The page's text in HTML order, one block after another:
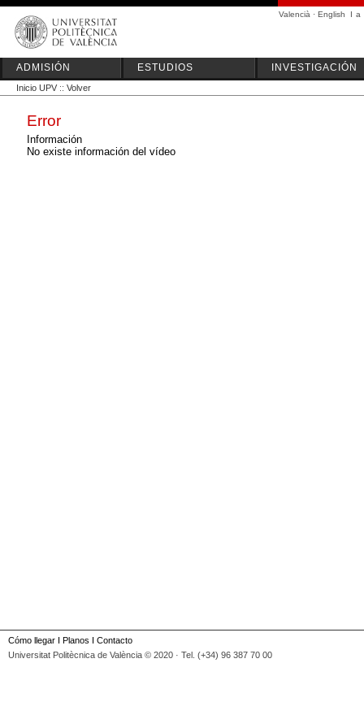
Valencià · English I a
ADMISIÓN ESTUDIOS INVESTIGACIÓN
Inicio UPV :: Volver
Error
Información
No existe información del vídeo
Cómo llegar I Planos I Contacto
Universitat Politècnica de València © 2020 · Tel. (+34) 96 387 70 00